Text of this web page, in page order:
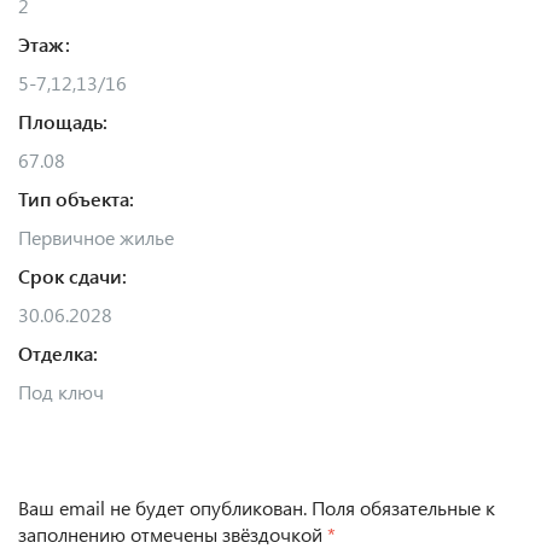
2
Этаж:
5-7,12,13/16
Площадь:
67.08
Тип объекта:
Первичное жилье
Срок сдачи:
30.06.2028
Отделка:
Под ключ
Ваш email не будет опубликован. Поля обязательные к
заполнению отмечены звёздочкой *